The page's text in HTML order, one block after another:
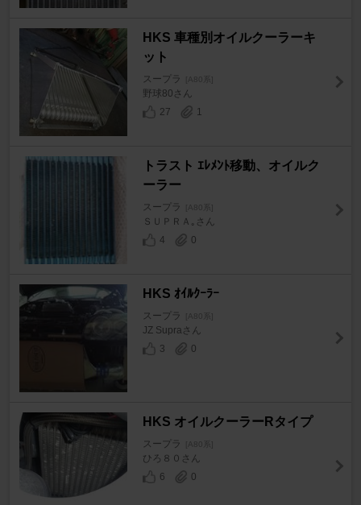
HKS 車種別オイルクーラーキ
ット
スープラ [A80系]
野球80さん
27
1
トラスト ｴﾚﾒﾝﾄ移動、オイルク
ーラー
スープラ [A80系]
ＳＵＰＲＡ｡さん
4
0
HKS ｵｲﾙｸｰﾗｰ
スープラ [A80系]
JZ Supraさん
3
0
HKS オイルクーラーRタイプ
スープラ [A80系]
ひろ８０さん
6
0